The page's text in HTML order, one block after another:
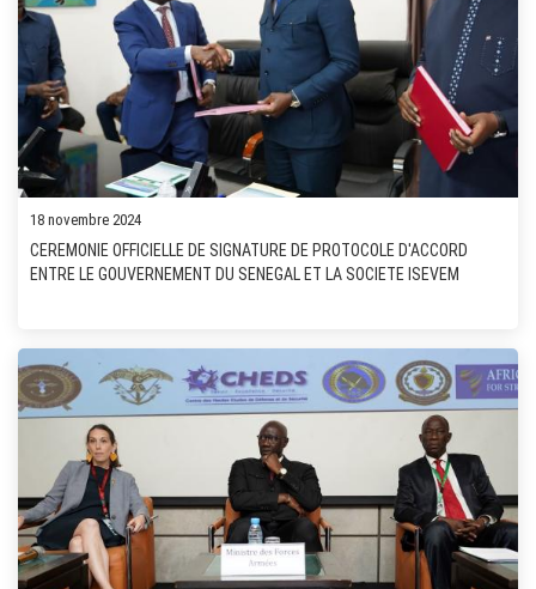
18 novembre 2024
CEREMONIE OFFICIELLE DE SIGNATURE DE PROTOCOLE D'ACCORD
ENTRE LE GOUVERNEMENT DU SENEGAL ET LA SOCIETE ISEVEM